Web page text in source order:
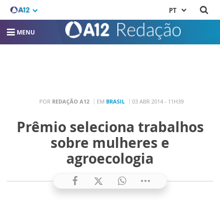
PT
MENU
POR REDAÇÃO A12 EM BRASIL 03 ABR 2014 - 11H39
Prêmio seleciona trabalhos
sobre mulheres e
agroecologia